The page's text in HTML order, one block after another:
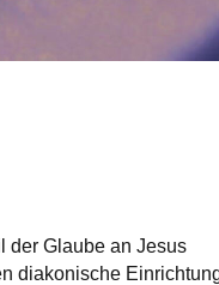
der Glaube an Jesus
diakonische